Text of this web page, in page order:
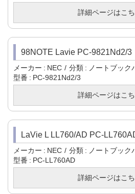
詳細ページはこ
98NOTE Lavie PC-9821Nd2/3
メーカー NEC 分類
ノートブック
型番
PC-9821Nd2/3
詳細ページはこ
LaVie L LL760/AD PC-
メーカー NEC 分類
ノートブック
型番
PC-LL760AD
詳細ページはこ